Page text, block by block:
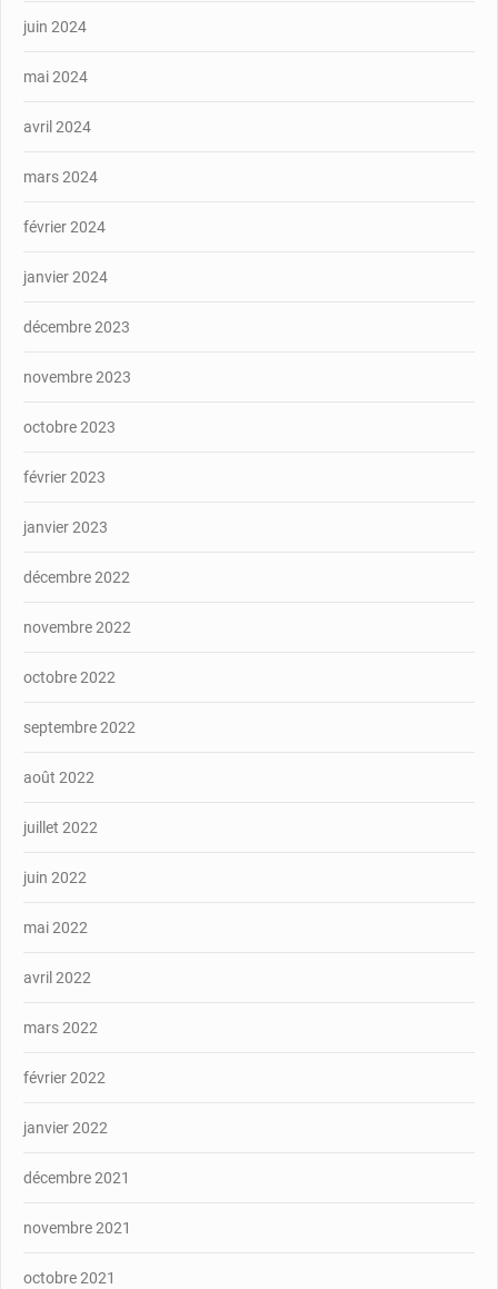
juin 2024
mai 2024
avril 2024
mars 2024
février 2024
janvier 2024
décembre 2023
novembre 2023
octobre 2023
février 2023
janvier 2023
décembre 2022
novembre 2022
octobre 2022
septembre 2022
août 2022
juillet 2022
juin 2022
mai 2022
avril 2022
mars 2022
février 2022
janvier 2022
décembre 2021
novembre 2021
octobre 2021